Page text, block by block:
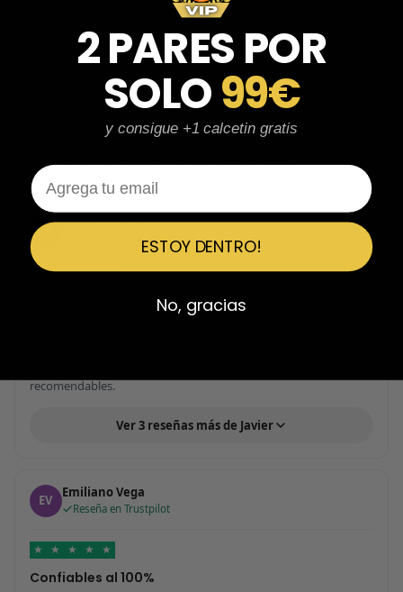
★
ESPECTACULARES
Total control del pedido, te avisan si hay algún problema con el
modelo elegido, empaquetado perfecto con caja original y
Travis Scott espectaculares. Recomendable 100%.
JV Javier Victorio
Reseña en Trustpilot
Perfectos y súper serios y atentos
recomendables.
Ver 3 reseñas más de Javier
EV Emiliano Vega
Reseña en Trustpilot
★ ★ ★ ★ ★
Confiables al 100%
2 PARES POR
SOLO99€
y consigue +1 calcetin gratis
Email
ESTOY DENTRO!
No, gracias